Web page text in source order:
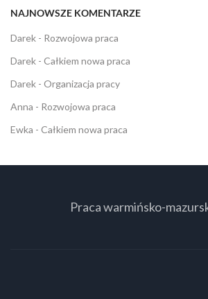
NAJNOWSZE KOMENTARZE
Darek - Rozwojowa praca
Darek - Całkiem nowa praca
Darek - Organizacja pracy
Anna - Rozwojowa praca
Ewka - Całkiem nowa praca
Praca warmińsko-